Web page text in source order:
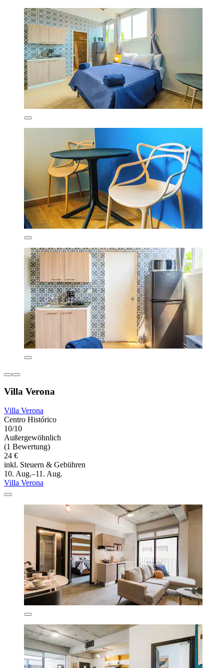
Villa Verona
Villa Verona
Centro Histórico
10/10
Außergewöhnlich
(1 Bewertung)
24 €
inkl. Steuern & Gebühren
10. Aug.–11. Aug.
Villa Verona